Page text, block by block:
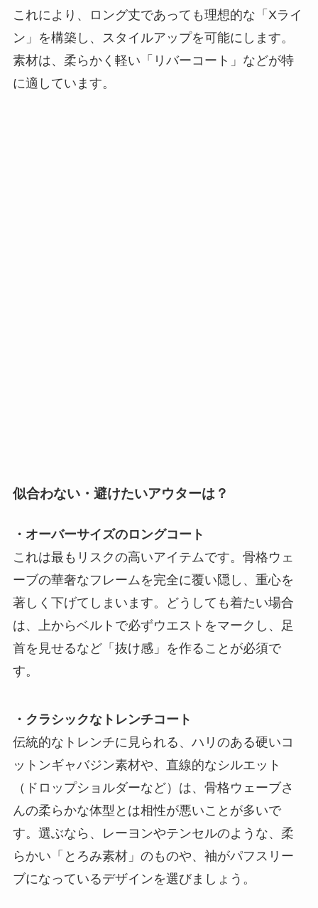
これにより、ロング丈であっても理想的な「Xライ
ン」を構築し、スタイルアップを可能にします。
素材は、柔らかく軽い「リバーコート」などが特
に適しています。
似合わない・避けたいアウターは？
・オーバーサイズのロングコート
これは最もリスクの高いアイテムです。骨格ウェ
ーブの華奢なフレームを完全に覆い隠し、重心を
著しく下げてしまいます。どうしても着たい場合
は、上からベルトで必ずウエストをマークし、足
首を見せるなど「抜け感」を作ることが必須で
す。
・クラシックなトレンチコート
伝統的なトレンチに見られる、ハリのある硬いコ
ットンギャバジン素材や、直線的なシルエット
（ドロップショルダーなど）は、骨格ウェーブさ
んの柔らかな体型とは相性が悪いことが多いで
す。選ぶなら、レーヨンやテンセルのような、柔
らかい「とろみ素材」のものや、袖がパフスリー
ブになっているデザインを選びましょう。